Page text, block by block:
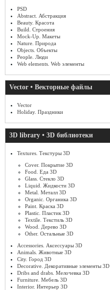
PSD
Abstract. Абстракция
Beauty. Красота
Build. Строения
Mock-Up. Макеты
Nature. Природа
Objects. Объекты
People. Люди
Web elements. Web элементы
Vector • Векторные файлы
Vector
Holiday. Праздники
3D library • 3D библиотеки
Textures. Текстуры 3D
Cover. Покрытие 3D
Food. Еда 3D
Glass. Стекло 3D
Liquid. Жидкости 3D
Metal. Металл 3D
Organic. Органика 3D
Paint. Краска 3D
Plastic. Пластик 3D
Textile. Текстиль 3D
Wood. Дерево 3D
Other. Остальные 3D
Accessories. Аксессуары 3D
Animals. Животные 3D
City. Город 3D
Decorative. Декоративные элементы 3D
Dribs and drabs. Мелочевка 3D
Furniture. Мебель 3D
Interior. Интерьер 3D